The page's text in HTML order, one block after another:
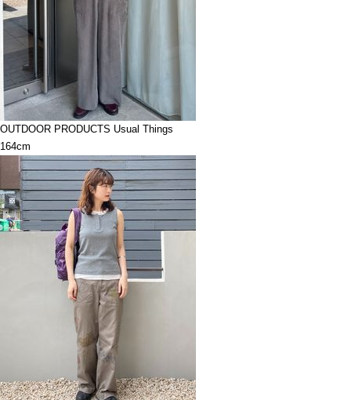
OUTDOOR PRODUCTS Usual Things
164cm